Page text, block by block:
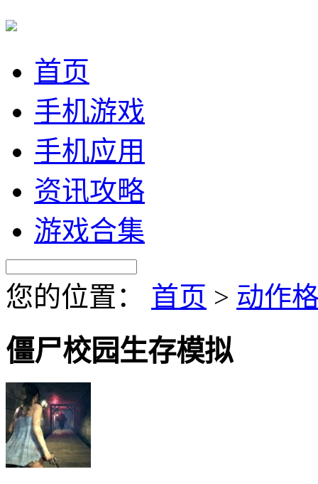
首页
手机游戏
手机应用
资讯攻略
游戏合集
您的位置： 首页 > 动作
僵尸校园生存模拟